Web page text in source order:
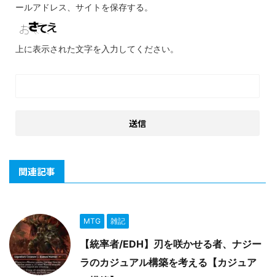
ールアドレス、サイトを保存する。
上に表示された文字を入力してください。
関連記事
MTG 雑記
【統率者/EDH】刃を咲かせる者、ナジー
ラのカジュアル構築を考える【カジュア